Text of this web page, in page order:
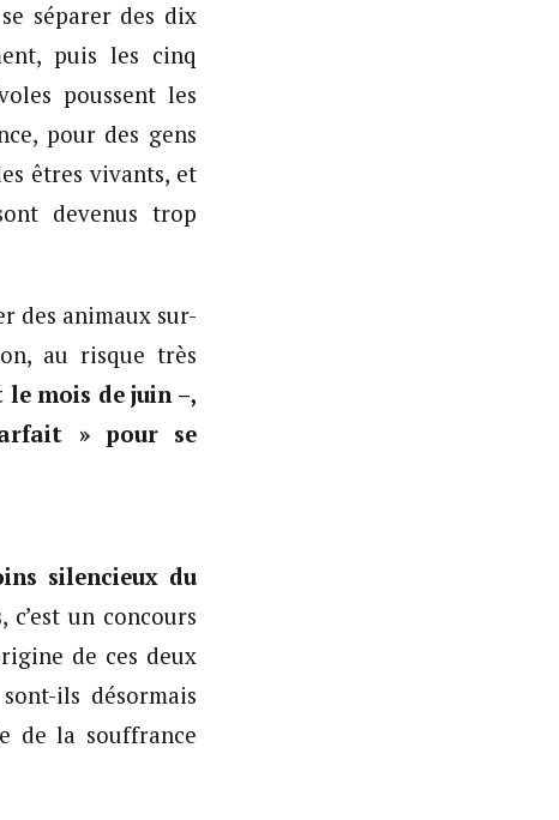
séparer des dix
puis les cinq
poussent les
pour des gens
êtres vivants, et
devenus trop
des animaux sur-
au risque très
le mois de juin –,
» pour se
silencieux du
un concours
de ces deux
ils désormais
de la souffrance